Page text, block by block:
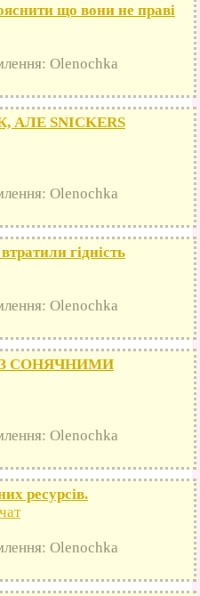
що вони не праві
Olenochka
АЛЕ SNICKERS
Olenochka
гідність
Olenochka
СОНЯЧНИМИ
Olenochka
ресурсів.
Olenochka